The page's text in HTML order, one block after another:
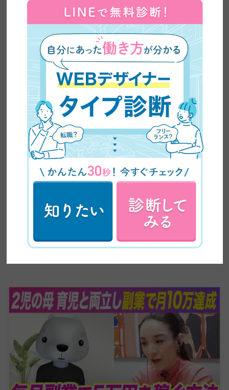
【全ママ必見】2児のシンママが脱サラしてWEBデザ
イナーに大転身した方法公開！
【超有益】平凡な主婦がビジネスセミナーに乗り込み
5ヶ月で60万円の副業収入を稼いだ方法を大公開！紹